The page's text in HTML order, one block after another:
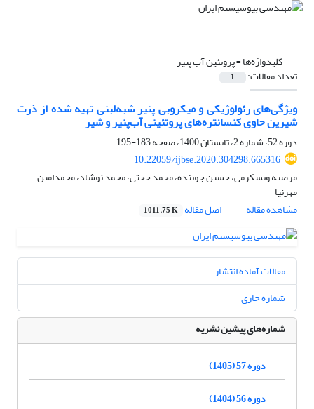
کلیدواژه‌ها =پروتئین آب پنیر
تعداد مقالات: 1
ویژگی‌های رئولوژیکی و میکروبی پنیر شبه‌لبنی تهیه شده از ذرت
شیرین حاوی کنسانتره‌های پروتئینی آب‌پنیر و شیر
دوره 52، شماره 2، تابستان 1400، صفحه
183-195
10.22059/ijbse.2020.304298.665316
مرضیه ویسکرمی، حسین جوینده، محمد حجتی، محمد نوشاد، محمدامین
مهرنیا
مشاهده مقاله
اصل مقاله 1011.75 K
مقالات آماده انتشار
شماره جاری
شماره‌های پیشین نشریه
دوره 57 (1405)
دوره 56 (1404)